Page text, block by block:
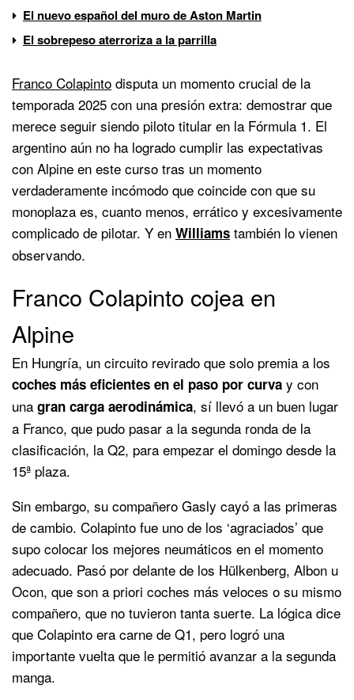
El nuevo español del muro de Aston Martin
El sobrepeso aterroriza a la parrilla
Franco Colapinto disputa un momento crucial de la
temporada 2025 con una presión extra: demostrar que
merece seguir siendo piloto titular en la Fórmula 1. El
argentino aún no ha logrado cumplir las expectativas
con Alpine en este curso tras un momento
verdaderamente incómodo que coincide con que su
monoplaza es, cuanto menos, errático y excesivamente
complicado de pilotar. Y en Williams también lo vienen
observando.
Franco Colapinto cojea en
Alpine
En Hungría, un circuito revirado que solo premia a los
coches más eficientes en el paso por curva y con
una gran carga aerodinámica, sí llevó a un buen lugar
a Franco, que pudo pasar a la segunda ronda de la
clasificación, la Q2, para empezar el domingo desde la
15ª plaza.
Sin embargo, su compañero Gasly cayó a las primeras
de cambio. Colapinto fue uno de los ‘agraciados’ que
supo colocar los mejores neumáticos en el momento
adecuado. Pasó por delante de los Hülkenberg, Albon u
Ocon, que son a priori coches más veloces o su mismo
compañero, que no tuvieron tanta suerte. La lógica dice
que Colapinto era carne de Q1, pero logró una
importante vuelta que le permitió avanzar a la segunda
manga.